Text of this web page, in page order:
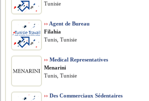
Tunisie
›› Agent de Bureau
Filahia
Tunis, Tunisie
›› Medical Representatives
Menarini
Tunis, Tunisie
›› Des Commerciaux Sédentaires